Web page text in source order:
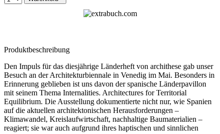
Produktbeschreibung
Den Impuls für das diesjährige Länderheft von archithese gab unser
Besuch an der Architekturbiennale in Venedig im Mai. Besonders in
Erinnerung geblieben ist uns davon der spanische Länderpavillon
mit seinem Thema Internalities. Architectures for Territorial
Equilibrium. Die Ausstellung dokumentierte nicht nur, wie Spanien
auf die aktuellen architektonischen Herausforderungen –
Klimawandel, Kreislaufwirtschaft, nachhaltige Baumaterialien –
reagiert; sie war auch aufgrund ihres haptischen und sinnlichen